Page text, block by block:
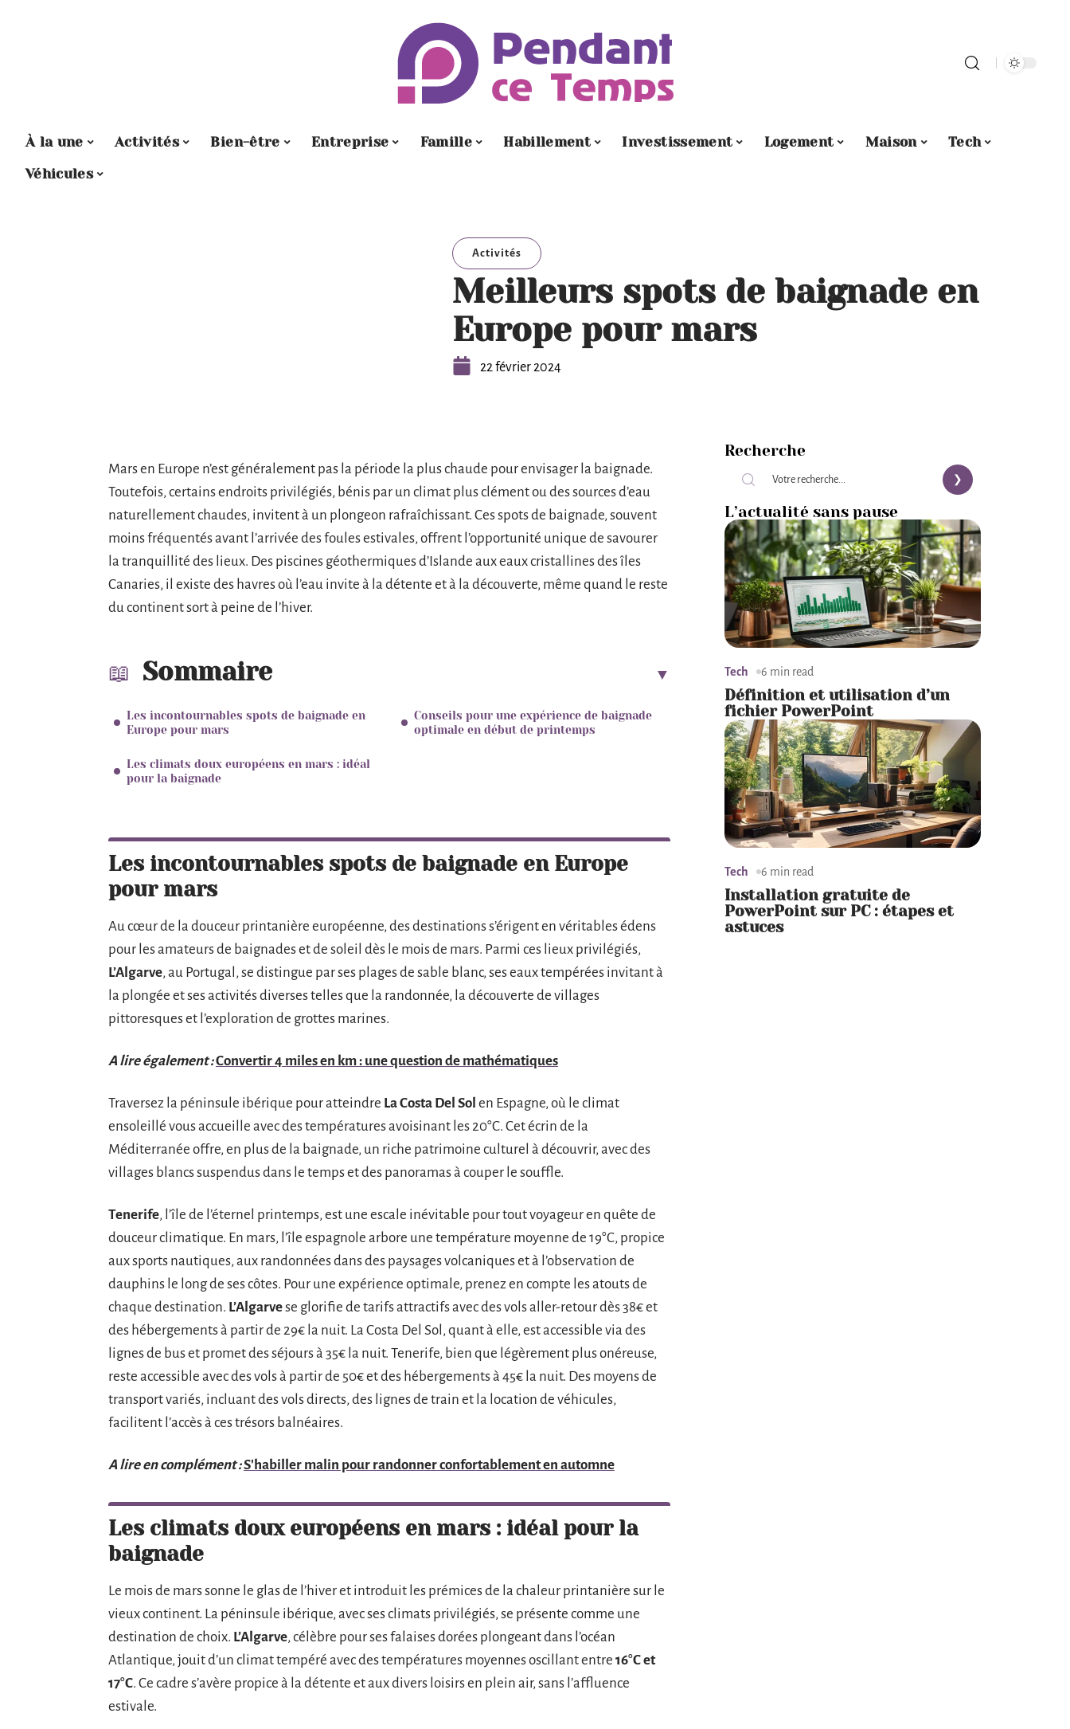
À la une Activités Bien-être Entreprise Famille Habillement Investissement Logement Maison
Tech
Véhicules
Activités
Meilleurs spots de baignade en
Europe pour mars
22 février 2024
Mars en Europe n’est généralement pas la période la plus chaude pour envisager la baignade.
Toutefois, certains endroits privilégiés, bénis par un climat plus clément ou des sources d’eau
naturellement chaudes, invitent à un plongeon rafraîchissant. Ces spots de baignade, souvent
moins fréquentés avant l’arrivée des foules estivales, offrent l’opportunité unique de savourer
la tranquillité des lieux. Des piscines géothermiques d’Islande aux eaux cristallines des îles
Canaries, il existe des havres où l’eau invite à la détente et à la découverte, même quand le reste
du continent sort à peine de l’hiver.
Sommaire
Les incontournables spots de baignade en
Europe pour mars
Les climats doux européens en mars : idéal
pour la baignade
Conseils pour une expérience de baignade
optimale en début de printemps
Les incontournables spots de baignade en Europe
pour mars
Au cœur de la douceur printanière européenne, des destinations s’érigent en véritables édens
pour les amateurs de baignades et de soleil dès le mois de mars. Parmi ces lieux privilégiés,
L’Algarve, au Portugal, se distingue par ses plages de sable blanc, ses eaux tempérées invitant à
la plongée et ses activités diverses telles que la randonnée, la découverte de villages
pittoresques et l’exploration de grottes marines.
A lire également :Convertir 4 miles en km : une question de mathématiques
Traversez la péninsule ibérique pour atteindre La Costa Del Sol en Espagne, où le climat
ensoleillé vous accueille avec des températures avoisinant les 20°C. Cet écrin de la
Méditerranée offre, en plus de la baignade, un riche patrimoine culturel à découvrir, avec des
villages blancs suspendus dans le temps et des panoramas à couper le souffle.
Tenerife, l’île de l’éternel printemps, est une escale inévitable pour tout voyageur en quête de
douceur climatique. En mars, l’île espagnole arbore une température moyenne de 19°C, propice
aux sports nautiques, aux randonnées dans des paysages volcaniques et à l’observation de
dauphins le long de ses côtes. Pour une expérience optimale, prenez en compte les atouts de
chaque destination. L’Algarvese glorifie de tarifs attractifs avec des vols aller-retour dès 38€ et
des hébergements à partir de 29€ la nuit. La Costa Del Sol, quant à elle, est accessible via des
lignes de bus et promet des séjours à 35€ la nuit. Tenerife, bien que légèrement plus onéreuse,
reste accessible avec des vols à partir de 50€ et des hébergements à 45€ la nuit. Des moyens de
transport variés, incluant des vols directs, des lignes de train et la location de véhicules,
facilitent l’accès à ces trésors balnéaires.
A lire en complément :S'habiller malin pour randonner confortablement en automne
Les climats doux européens en mars : idéal pour la
baignade
Le mois de mars sonne le glas de l’hiver et introduit les prémices de la chaleur printanière sur le
vieux continent. La péninsule ibérique, avec ses climats privilégiés, se présente comme une
destination de choix. L’Algarve, célèbre pour ses falaises dorées plongeant dans l’océan
Atlantique, jouit d’un climat tempéré avec des températures moyennes oscillant entre 16°C et
17°C. Ce cadre s’avère propice à la détente et aux divers loisirs en plein air, sans l’affluence
estivale.
Recherche
L’actualité sans pause
Tech 6 min read
Définition et utilisation d’un
fichier PowerPoint
Tech 6 min read
Installation gratuite de
PowerPoint sur PC : étapes et
astuces